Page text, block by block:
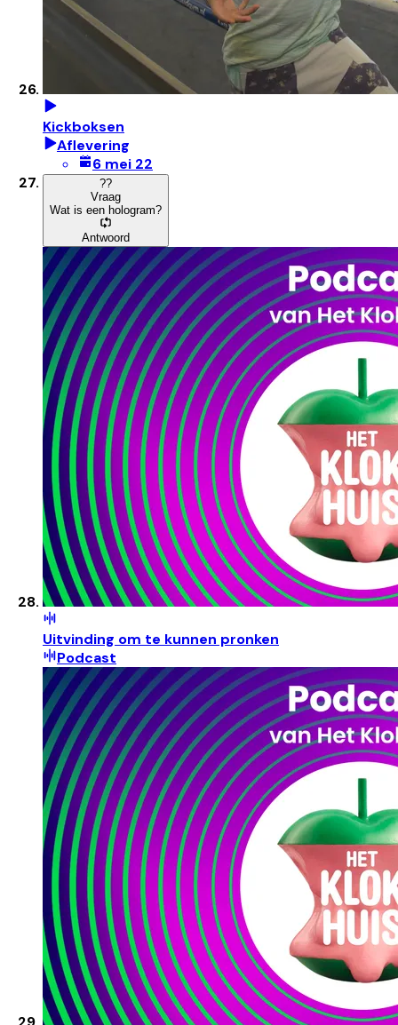
Kickboksen
Aflevering
6 mei 22
??
Vraag
Wat is een hologram?
Antwoord
Uitvinding om te kunnen pronken
Podcast